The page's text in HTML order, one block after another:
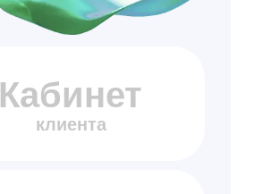
Кабинет
клиента